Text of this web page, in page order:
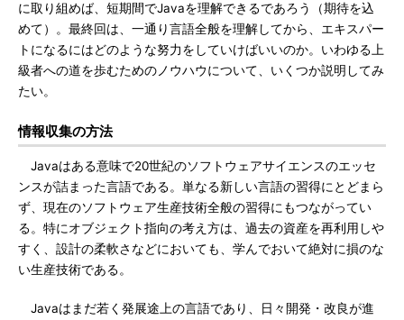
に取り組めば、短期間でJavaを理解できるであろう（期待を込
めて）。最終回は、一通り言語全般を理解してから、エキスパー
トになるにはどのような努力をしていけばいいのか。いわゆる上
級者への道を歩むためのノウハウについて、いくつか説明してみ
たい。
情報収集の方法
Javaはある意味で20世紀のソフトウェアサイエンスのエッセ
ンスが詰まった言語である。単なる新しい言語の習得にとどまら
ず、現在のソフトウェア生産技術全般の習得にもつながってい
る。特にオブジェクト指向の考え方は、過去の資産を再利用しや
すく、設計の柔軟さなどにおいても、学んでおいて絶対に損のな
い生産技術である。
Javaはまだ若く発展途上の言語であり、日々開発・改良が進